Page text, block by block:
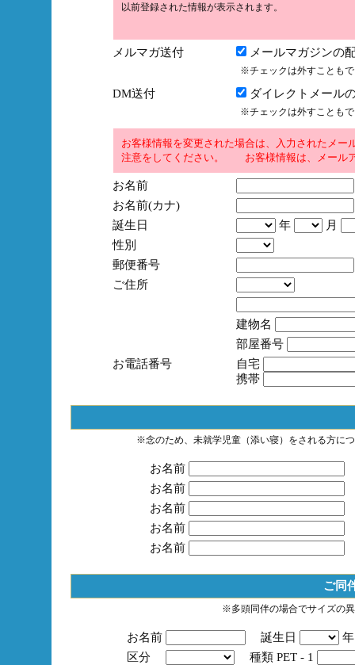
以前登録された情報が表示されます。
メルマガ送付 メールマガジンの
※チェックは外すことも
DM送付 ダイレクトメール
※チェックは外すことも
お客様情報を変更された場合は、入力されたメ
注意をしてください。 お客様情報は、メール
お名前
お名前(カナ)
誕生日
年
月
性別
郵便番号
ご住所
建物名
部屋番号
お電話番号
自宅
携帯
※念のため、未就学児童（添い寝）をされる方に
お名前
お名前
お名前
お名前
お名前
ご同
※多頭同伴の場合でサイズの
お名前 誕生日
区分
種類 PET - 1